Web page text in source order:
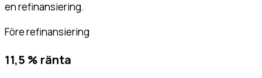
en refinansiering.
Före refinansiering
11,5 % ränta